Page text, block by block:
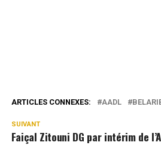
ARTICLES CONNEXES: AADL
SUIVANT
Faiçal Zitouni DG par intérim de